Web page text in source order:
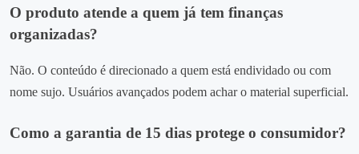
O produto atende a quem já tem finanças
organizadas?
Não. O conteúdo é direcionado a quem está endividado ou com
nome sujo. Usuários avançados podem achar o material superficial.
Como a garantia de 15 dias protege o consumidor?